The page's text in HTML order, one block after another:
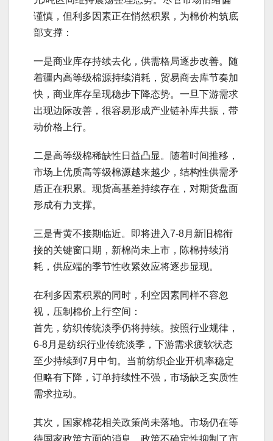
谨慎，但利多因素正在悄然积累，为棉价构筑底
部支撑：
一是商业库存持续去化，供需格局逐步改善。随
着疆内高等级棉源持续消耗，贸易商去库节奏加
快，商业库存呈现稳步下降态势。一旦下游需求
出现边际改善，很容易形成产业链补库共振，带
动价格上行。
二是高等级棉稀缺性日益凸显。随着时间推移，
市场上优质高等级棉源越来越少，结构性供需矛
盾正在积累。现货高基差持续存在，对期货盘面
形成有力支撑。
三是青黄不接期临近。即将进入7-8月新旧棉衔
接的关键窗口期，新棉尚未上市，陈棉持续消
耗，供应端的季节性收紧效应将逐步显现。
在利多因素积累的同时，利空因素同样不容忽
视，压制棉价上行空间：
首先，纺织传统淡季仍将持续。按照行业规律，
6-8月是纺织行业传统淡季，下游需求疲软状态
至少持续到7月中旬。当前纺织企业开机率稳定
但略有下降，订单持续性不强，市场缺乏实质性
需求拉动。
其次，国家棉花相关政策尚未落地。市场仍在等